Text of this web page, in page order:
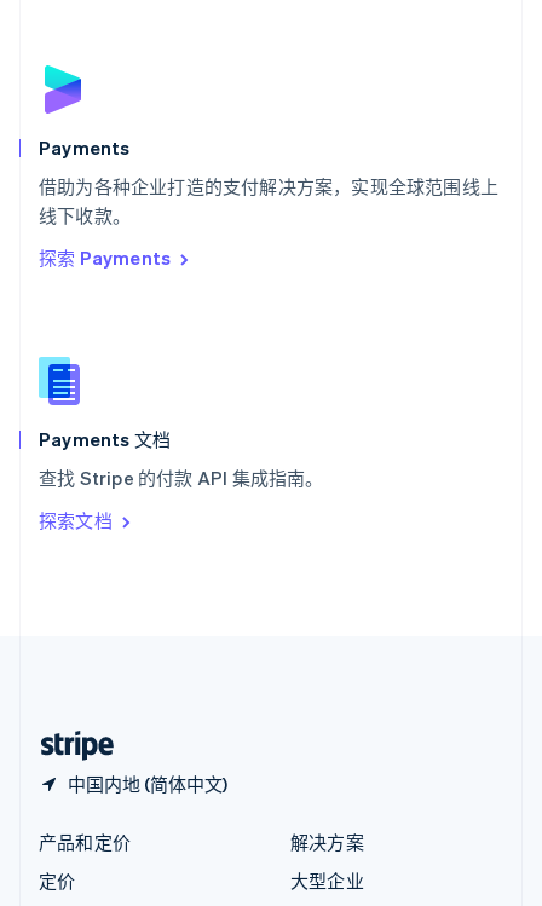
Payments
借助为各种企业打造的支付解决方案，实现全球范围线上
线下收款。
探索 Payments
Payments 文档
查找 Stripe 的付款 API 集成指南。
探索文档
中国内地 (简体中文)
English
斯洛文尼亚
泰国
ไทยEnglish
希腊
English
西班牙
新西兰
English
匈牙利
English
ItalianoEnglish
印度
English
产品和定价
定价
解决方案
大型企业